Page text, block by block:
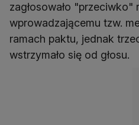
zagłosowało "przeciwko"
wprowadzającemu tzw.
ramach paktu, jednak
wstrzymało się od głosu.